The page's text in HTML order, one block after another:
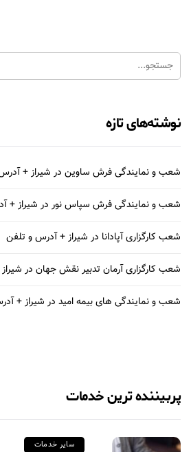
نوشته‌های تازه
شعب و نمایندگی فرش ساوین در شیراز +
شعب و نمایندگی فرش سپاس نور در شیراز +
شعب کارگزاری آپادانا در شیراز + آدرس و تلفن
شعب کارگزاری آرمان تدبیر نقش جهان در
شعب و نمایندگی های بیمه امید در شیراز +
پربیننده ترین خدمات
سایر خدمات